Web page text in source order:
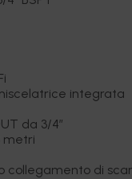
integrata
da 3/4″
metri
collegamento di